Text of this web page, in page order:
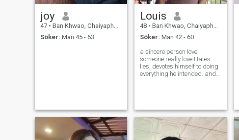
joy
47 • Ban Khwao, Chaiyaphum, Thailand
Söker: Man 45 - 63
Louis
48 • Ban Khwao, Chaiyaphum, Thailand
Söker: Man 42 - 60
a sincere person love
someone really love Hates
lies, devotes himself to doing
everything he intended. and